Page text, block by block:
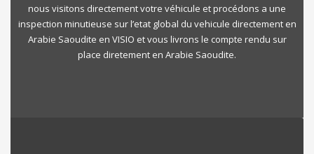
nous visitons directement votre véhicule et procédons a une
inspection minutieuse sur l’etat global du vehicule directement en
Arabie Saoudite en VISIO et vous livrons le compte rendu sur
place diretement en Arabie Saoudite.